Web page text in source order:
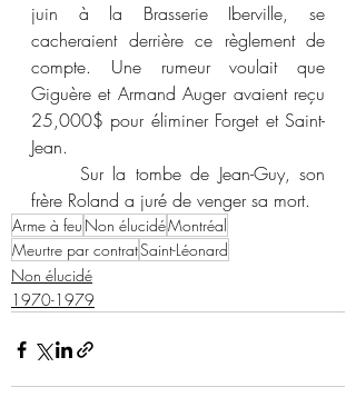
juin à la Brasserie Iberville, se
cacheraient derrière ce règlement de
compte. Une rumeur voulait que
Giguère et Armand Auger avaient reçu
25,000$ pour éliminer Forget et Saint-
Jean.
frère Roland a juré de venger sa mort.
Arme à feu Non élucidéMontréal
Meurtre par contratSaint-Léonard
Non élucidé
1970-1979